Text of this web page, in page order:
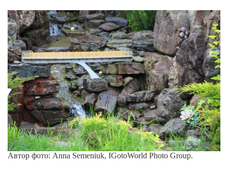
Автор фото: Anna Semeniuk, IGotoWorld Photo Group.